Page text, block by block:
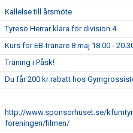
Kallelse till årsmöte
Tyresö Herrar klara för division 4
Kurs för EB-tränare 8 maj 18.00 -
Träning i Påsk!
Du får 200 kr rabatt hos
http://www.sponsorhuset.se/
foreningen/filmen/